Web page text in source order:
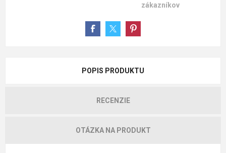
zákazníkov
POPIS PRODUKTU
RECENZIE
OTÁZKA NA PRODUKT